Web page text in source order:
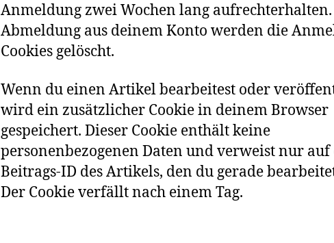
Anmeldung zwei Wochen lang
Abmeldung aus deinem Konto werden die
Cookies gelöscht.
Wenn du einen Artikel bearbeitest oder
wird ein zusätzlicher Cookie in deinem Browser
gespeichert. Dieser Cookie enthält keine
personenbezogenen Daten und verweist nur auf
Beitrags-ID des Artikels, den du gerade
Der Cookie verfällt nach einem Tag.